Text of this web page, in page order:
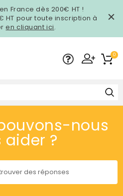
en France dès 200€ HT !
HT pour toute inscription à
en cliquant ici.
0
nous
aider ?